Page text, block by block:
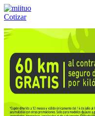
Cotizar
Llámanos al:(55) 84-21-05-00